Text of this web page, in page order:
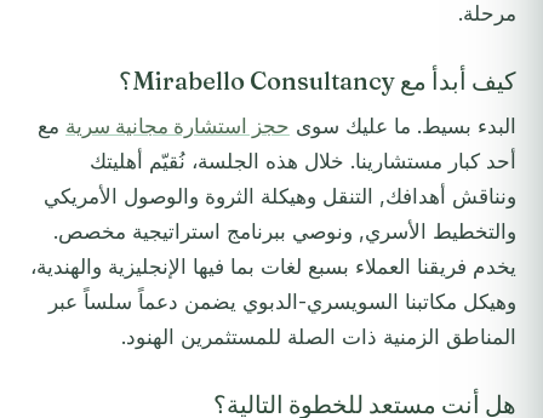
مرحلة.
كيف أبدأ مع Mirabello Consultancy؟
البدء بسيط. ما عليك سوى حجز استشارة مجانية سرية مع
أحد كبار مستشارينا. خلال هذه الجلسة، نُقيّم أهليتك
ونناقش أهدافك, التنقل وهيكلة الثروة والوصول الأمريكي
والتخطيط الأسري, ونوصي ببرنامج استراتيجية مخصص.
يخدم فريقنا العملاء بسبع لغات بما فيها الإنجليزية والهندية،
وهيكل مكاتبنا السويسري-الدبوي يضمن دعماً سلساً عبر
المناطق الزمنية ذات الصلة للمستثمرين الهنود.
هل أنت مستعد للخطوة التالية؟